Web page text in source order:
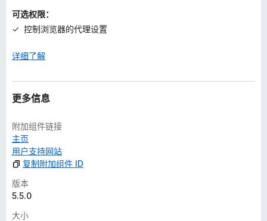
可选权限：
控制浏览器的代理设置
详细了解
更多信息
附加组件链接
主页
用户支持网站
复制附加组件 ID
版本
5.5.0
大小